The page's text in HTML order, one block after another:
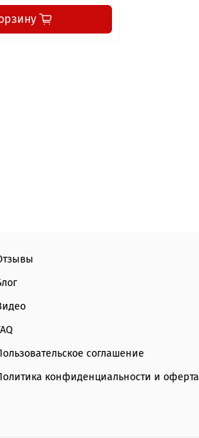
соглашение
конфиденциальности и оферта